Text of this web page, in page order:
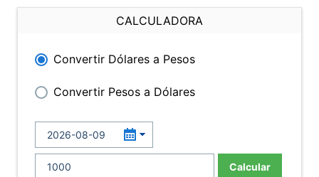
CALCULADORA
Convertir Dólares a Pesos
Convertir Pesos a Dólares
Calcular